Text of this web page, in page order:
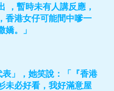
，暫時未有人講反應，
香港女仔可能間中嗲一
。」
」，她笑說：「『香港
未必好看，我好滿意屋